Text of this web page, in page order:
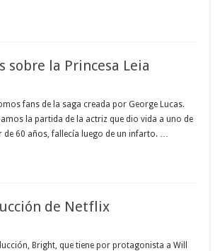
sobre la Princesa Leia
fans de la saga creada por George Lucas.
la partida de la actriz que dio vida a uno de
de 60 años, fallecía luego de un infarto. …
de Netflix
Bright, que tiene por protagonista a Will